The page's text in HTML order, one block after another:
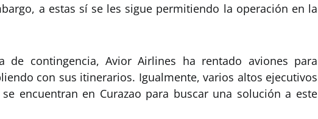
a estas sí se les sigue permitiendo la operación en la
de contingencia, Avior Airlines ha rentado aviones para
con sus itinerarios. Igualmente, varios altos ejecutivos
encuentran en Curazao para buscar una solución a este